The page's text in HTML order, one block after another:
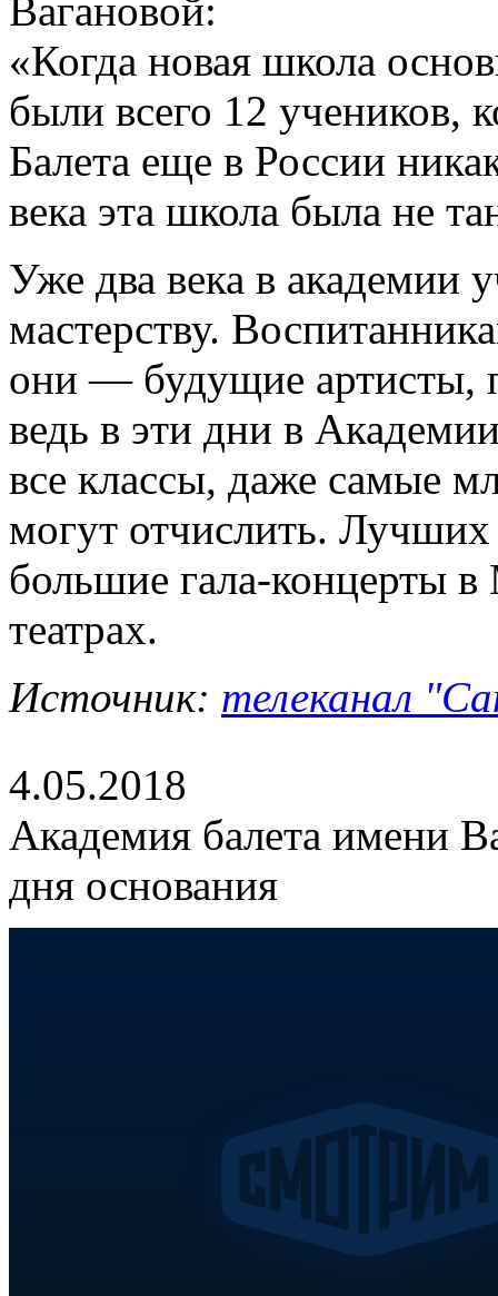
Вагановой:
«Когда новая школа
были всего 12 учеников,
Балета еще в России
века эта школа была не
Уже два века в академии
мастерству.
они — будущие артисты,
ведь в эти дни в
все классы, даже самые
могут отчислить.
большие гала-концерты
театрах.
Источник: телеканал
4.05.2018
Академия балета имени
дня основания